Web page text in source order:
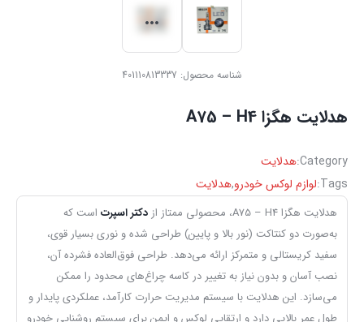
شناسه محصول: 401110813337
هدلایت هگزا A75 – H4
Category:هدلایت
Tags: لوازم لوکس خودرو,هدلایت
هدلایت هگزا A75 – H4، محصولی ممتاز از دکتر اسپرت است که
به‌صورت دو کنتاکت (نور بالا و پایین) طراحی شده و نوری بسیار قوی،
سفید کریستالی و متمرکز ارائه می‌دهد. طراحی فوق‌العاده فشرده آن،
نصب آسان و بدون نیاز به تغییر در کاسه چراغ‌های محدود را ممکن
می‌سازد. این هدلایت با سیستم مدیریت حرارت کارآمد، عملکردی پایدار و
طول عمر بالایی دارد و ارتقایی لوکس و ایمن برای سیستم روشنایی خودرو